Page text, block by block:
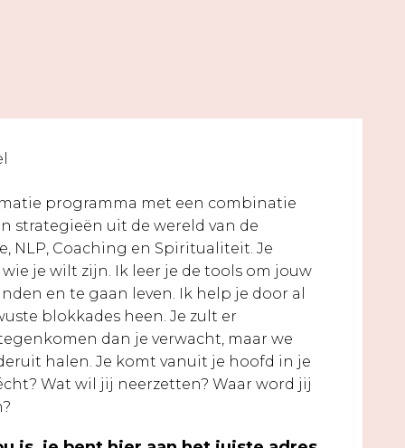
programma met een combinatie
strategieën uit de wereld van de
NLP, Coaching en Spiritualiteit. Je
je wilt zijn. Ik leer je de tools om jouw
en te gaan leven. Ik help je door al
blokkades heen. Je zult er
dan je verwacht, maar we
halen. Je komt vanuit je hoofd in je
Wat wil jij neerzetten? Waar word jij